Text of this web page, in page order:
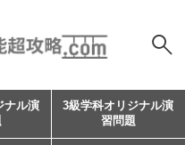
ナル演
3級学科オリジナル演
習問題